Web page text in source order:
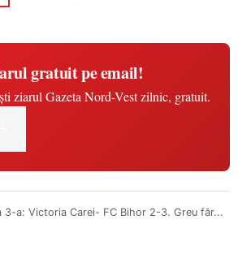
gratuit pe email!
ziarul Gazeta Nord-Vest zilnic, gratuit.
3-a: Victoria Carei- FC Bihor 2-3. Greu făr...